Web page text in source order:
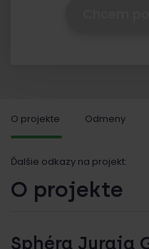
O projekte Odmeny
Ďalšie odkazy na projekt:
O projekte
Sphéra Juraja